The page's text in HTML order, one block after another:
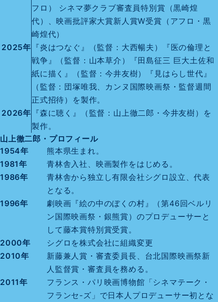
フロ） シネマ夢クラブ審査員特別賞（黒崎煌
代）、映画批評家大賞新人賞W受賞（アフロ・黒
崎煌代）
2025年 『炎はつなぐ』（監督：大西暢夫）『医の倫理と
戦争』（監督：山本草介）『田島征三 巨大土佐和
紙に描く』（監督：今井友樹）『見はらし世代』
（監督：団塚唯我、カンヌ国際映画祭・監督週間
正式招待）を製作。
2026年 『森に聴く』（監督：山上徹二郎・今井友樹）を
製作。
山上徹二郎・プロフィール
1954年
熊本県生まれ。
1981年
青林舎入社、映画製作をはじめる。
1986年
青林舎から独立し有限会社シグロ設立、代表
となる。
1996年
劇映画『絵の中のぼくの村』（第46回ベルリ
ン国際映画祭・銀熊賞）のプロデューサーと
して藤本賞特別賞受賞。
2000年
シグロを株式会社に組織変更
2010年
新藤兼人賞・審査委員長、台北国際映画祭新
人監督賞・審査員を務める。
2011年
フランス・パリ映画博物館「シネマテーク・
フランセ-ズ」で日本人プロデューサー初とな